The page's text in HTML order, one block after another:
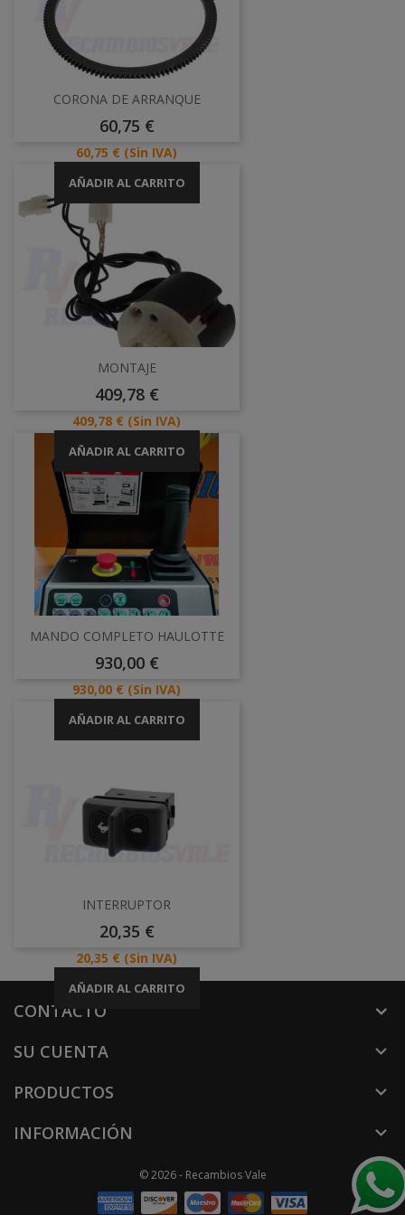
CORONA DE ARRANQUE
Precio
60,75 €
Precio
60,75 € (Sin IVA)
AÑADIR AL CARRITO
MONTAJE
Precio
409,78 €
Precio
409,78 € (Sin IVA)
AÑADIR AL CARRITO
MANDO COMPLETO HAULOTTE
Precio
930,00 €
Precio
930,00 € (Sin IVA)
AÑADIR AL CARRITO
INTERRUPTOR
Precio
20,35 €
Precio
20,35 € (Sin IVA)
AÑADIR AL CARRITO
CONTACTO
SU CUENTA

PRODUCTOS 
INFORMACIÓN 
© 2026 - Recambios Vale